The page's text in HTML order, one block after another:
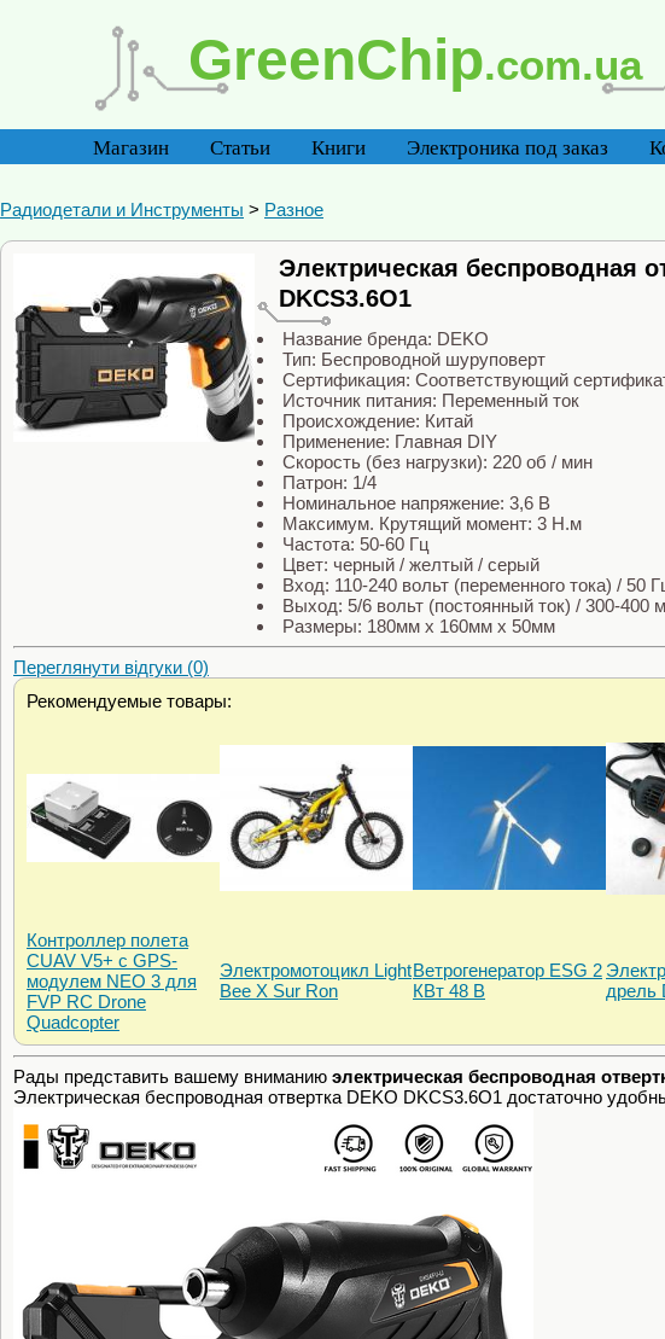
GreenChip.com.ua
Магазин Статьи Книги Электроника под заказ
Радиодетали и Инструменты > Разное
Электрическая беспроводная
DKCS3.6O1
Название бренда: DEKO
Тип: Беспроводной шуруповерт
Сертификация: Соответствующий
Источник питания: Переменный ток
Происхождение: Китай
Применение: Главная DIY
Скорость (без нагрузки): 220 об / мин
Патрон: 1/4
Номинальное напряжение: 3,6 В
Максимум. Крутящий момент: 3 Н.м
Частота: 50-60 Гц
Цвет: черный / желтый / серый
Вход: 110-240 вольт (переменного тока) / 50
Выход: 5/6 вольт (постоянный ток) / 300-400
Размеры: 180мм x 160мм x 50мм
Переглянути відгуки (0)
Рекомендуемые товары:
Контроллер полета
CUAV V5+ с GPS-
модулем NEO 3 для
FVP RC Drone
Quadcopter
Электромотоцикл Light
Bee X Sur Ron
Ветрогенератор ESG 2
КВт 48 В
дрель
Рады представить вашему вниманию электрическая беспроводная
Электрическая беспроводная отвертка DEKO DKCS3.6O1 достаточно